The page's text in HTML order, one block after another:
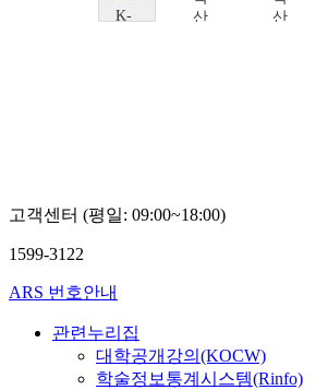
산
산
산
K-
고객센터 (평일: 09:00~18:00)
1599-3122
ARS 번호안내
관련누리집
대학공개강의(KOCW)
학술정보통계시스템(Rinfo)